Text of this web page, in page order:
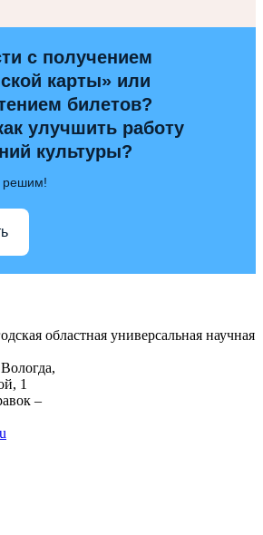
с получением
карты» или
билетов?
улучшить работу
культуры?
областная универсальная научная
1
–